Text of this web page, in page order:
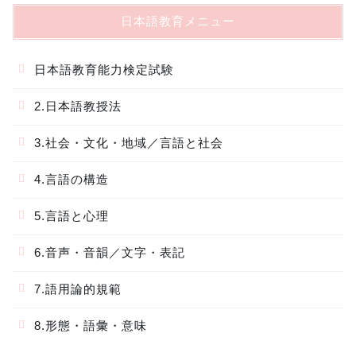
日本語教育メニュー
日本語教育能力検定試験
2.日本語教授法
3.社会・文化・地域／言語と社会
4.言語の構造
5.言語と心理
6.音声・音韻／文字・表記
7.語用論的規範
8.形態・語彙・意味